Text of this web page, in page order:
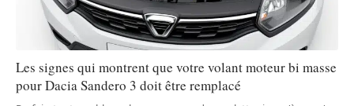
Les signes qui montrent que votre volant moteur bi masse
pour Dacia Sandero 3 doit être remplacé